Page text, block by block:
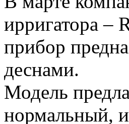
ирригатора –
прибор
деснами.
Модель
нормальный,